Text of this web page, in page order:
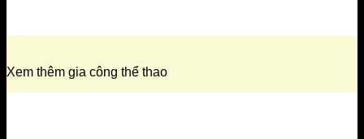
Xem thêm gia công thể thao